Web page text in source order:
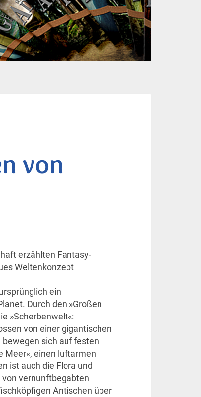
von
erzählten Fantasy-
Weltenkonzept
ein
Durch den »Großen
»Scherbenwelt«:
von einer gigantischen
bewegen sich auf festen
Meer«, einen luftarmen
ist auch die Flora und
von vernunftbegabten
Antischen über